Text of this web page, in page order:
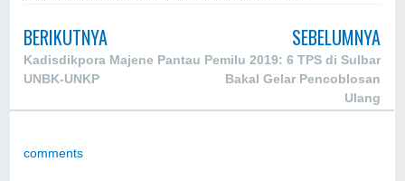
BERIKUTNYA
Kadisdikpora Majene Pantau
UNBK-UNKP
SEBELUMNYA
Pemilu 2019: 6 TPS di Sulbar
Bakal Gelar Pencoblosan
Ulang
comments